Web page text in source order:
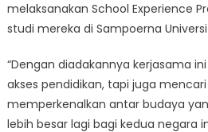
melaksanakan School Experience
studi mereka di Sampoerna
“Dengan diadakannya kerjasama
akses pendidikan, tapi juga
memperkenalkan antar budaya
lebih besar lagi bagi kedua negara